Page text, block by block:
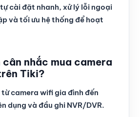
cài đặt nhanh, xử lý lỗi ngoại
và tối ưu hệ thống để hoạt
cân nhắc mua camera
Tiki?
camera wifi gia đình đến
dụng và đầu ghi NVR/DVR.